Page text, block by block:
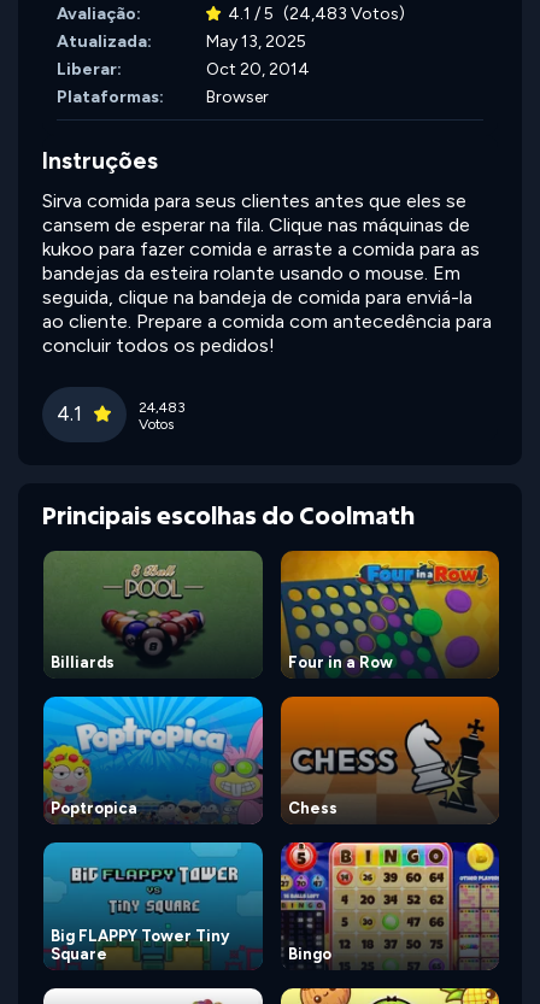
Avaliação:
4.1 / 5 (24,483 Votos)
Atualizada:
May 13, 2025
Liberar:
Oct 20, 2014
Plataformas:
Browser
Instruções
Sirva comida para seus clientes antes que eles se
cansem de esperar na fila. Clique nas máquinas de
kukoo para fazer comida e arraste a comida para as
bandejas da esteira rolante usando o mouse. Em
seguida, clique na bandeja de comida para enviá-la
ao cliente. Prepare a comida com antecedência para
concluir todos os pedidos!
4.1
24,483
Votos
Principais escolhas do Coolmath
Billiards Four in a Row
Poptropica Chess
Big FLAPPY Tower Tiny
Square
Bingo